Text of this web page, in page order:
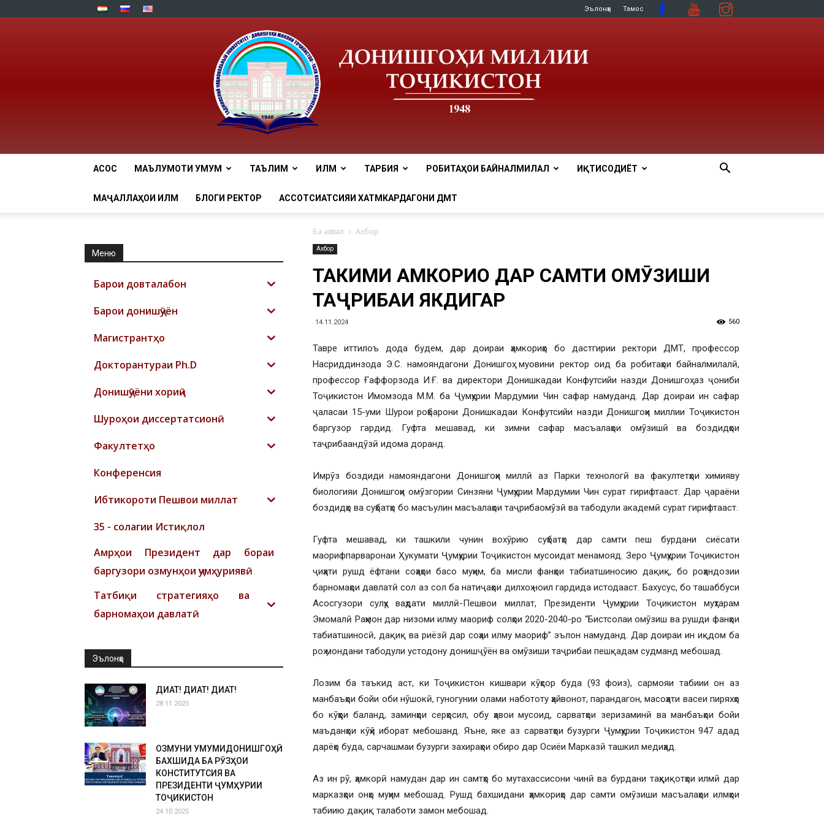
Эълонҳо Тамос
tnu
АСОСӢ МАЪЛУМОТИ УМУМӢ ТАЪЛИМ ИЛМ ТАРБИЯ РОБИТАҲОИ БАЙНАЛМИЛАЛӢ ИҚТИСОДИЁТ
МАҶАЛЛАҲОИ ИЛМӢ БЛОГИ РЕКТОР АССОТСИАТСИЯИ ХАТМКАРДАГОНИ ДМТ
Ба аввал Ахбор
Ахбор
ТАҲКИМИ ҲАМКОРИҲО ДАР САМТИ ОМӮЗИШИ
ТАҶРИБАИ ЯКДИГАР
14.11.2024 560
Тавре иттилоъ дода будем, дар доираи ҳамкориҳо бо дастгирии ректори ДМТ, профессор
Насриддинзода Э.С. намояндагони Донишгоҳ: муовини ректор оид ба робитаҳои байналмилалӣ,
профессор Ғаффорзода И.Ғ. ва директори Донишкадаи Конфутсийи назди Донишгоҳ аз ҷониби
Тоҷикистон Имомзода М.М. ба Ҷумҳурии Мардумии Чин сафар намуданд. Дар доираи ин сафар
ҷаласаи 15-уми Шурои роҳбарони Донишкадаи Конфутсийи назди Донишгоҳи миллии Тоҷикистон
баргузор гардид. Гуфта мешавад, ки зимни сафар масъалаҳои омӯзишӣ ва боздидҳои
таҷрибаандӯзӣ идома доранд.
Имрӯз боздиди намояндагони Донишгоҳи миллӣ аз Парки технологӣ ва факултетҳои химияву
биологияи Донишгоҳи омӯзгории Синзяни Ҷумҳурии Мардумии Чин сурат гирифтааст. Дар ҷараёни
боздидҳо ва суҳбатҳо бо масъулин масъалаҳои таҷрибаомӯзӣ ва табодули академӣ сурат гирифтааст.
Гуфта мешавад, ки ташкили чунин вохӯрию суҳбатҳо дар самти пеш бурдани сиёсати
маорифпарваронаи Ҳукумати Ҷумҳурии Тоҷикистон мусоидат менамояд. Зеро Ҷумҳурии Тоҷикистон
ҷиҳати рушд ёфтани соҳаҳои басо муҳим, ба мисли фанҳои табиатшиносию дақиқ, бо роҳандозии
барномаҳои давлатӣ сол аз сол ба натиҷаҳои дилхоҳ ноил гардида истодааст. Бахусус, бо ташаббуси
Асосгузори сулҳу ваҳдати миллӣ-Пешвои миллат, Президенти Ҷумҳурии Тоҷикистон муҳтарам
Эмомалӣ Раҳмон дар низоми илму маориф солҳои 2020-2040-ро “Бистсолаи омӯзиш ва рушди фанҳои
табиатшиносӣ, дақиқ ва риёзӣ дар соҳаи илму маориф” эълон намуданд. Дар доираи ин иқдом ба
роҳ мондани табодули устодону донишҷӯён ва омӯзиши таҷрибаи пешқадам судманд мебошад.
Лозим ба таъкид аст, ки Тоҷикистон кишвари кӯҳсор буда (93 фоиз), сармояи табиии он аз
манбаъҳои бойи оби нӯшокӣ, гуногунии олами набототу ҳайвонот, парандагон, масоҳати васеи пиряхҳо
бо кӯҳҳои баланд, заминҳои серҳосил, обу ҳавои мусоид, сарватҳои зеризаминӣ ва манбаъҳои бойи
маъданҳои кӯҳӣ иборат мебошанд. Яъне, яке аз сарватҳои бузурги Ҷумҳурии Тоҷикистон 947 адад
дарёҳо буда, сарчашмаи бузурги захираҳои обиро дар Осиёи Марказӣ ташкил медиҳад.
Аз ин рӯ, ҳамкорӣ намудан дар ин самтҳо бо мутахассисони чинӣ ва бурдани таҳқиқотҳои илмӣ дар
марказҳои онҳо муҳим мебошад. Рушд бахшидани ҳамкориҳо дар самти омӯзиши масъалаҳои илмҳои
табиию дақиқ талаботи замон мебошад.
Меню
Барои довталабон
Барои донишҷӯён
Магистрантҳо
Докторантураи Ph.D
Донишҷӯёни хориҷӣ
Шyроҳои диссертатсионӣ
Факултетҳо
Конференсия
Ибтикороти Пешвои миллат
35 - солагии Истиқлол
Амрҳои Президент дар бораи
баргузори озмунҳои ҷумҳуриявӣ
Татбиқи стратегияҳо ва
барномаҳои давлатӣ
Эълонҳо
ДИҚҚАТ! ДИҚҚАТ! ДИҚҚАТ!
28.11.2025
ОЗМУНИ УМУМИДОНИШГОҲӢ
БАХШИДА БА РӮЗҲОИ
КОНСТИТУТСИЯ ВА
ПРЕЗИДЕНТИ ҶУМҲУРИИ
ТОҶИКИСТОН
24.10.2025